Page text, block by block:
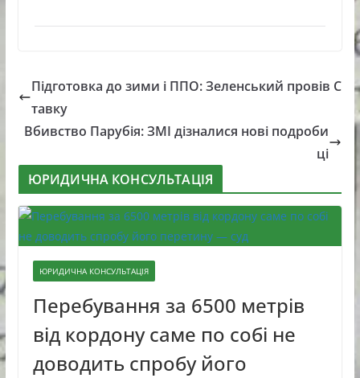
Підготовка до зими і ППО: Зеленський провів С
тавку
Вбивство Парубія: ЗМІ дізналися нові подроби
ці
ЮРИДИЧНА КОНСУЛЬТАЦІЯ
ЮРИДИЧНА КОНСУЛЬТАЦІЯ
Перебування за 6500 метрів
від кордону саме по собі не
доводить спробу його